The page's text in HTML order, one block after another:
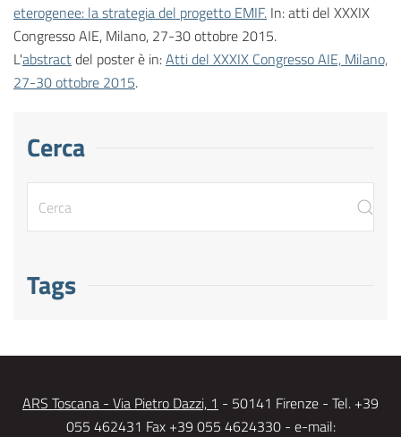
eterogenee: la strategia del progetto EMIF. In: atti del XXXIX
Congresso AIE, Milano, 27-30 ottobre 2015.
L'abstractdel poster è in:Atti del XXXIX Congresso AIE, Milano,
27-30 ottobre 2015.
Cerca
Tags
ARS Toscana - Via Pietro Dazzi, 1 - 50141 Firenze - Tel. +39
055 462431 Fax +39 055 4624330 - e-mail: